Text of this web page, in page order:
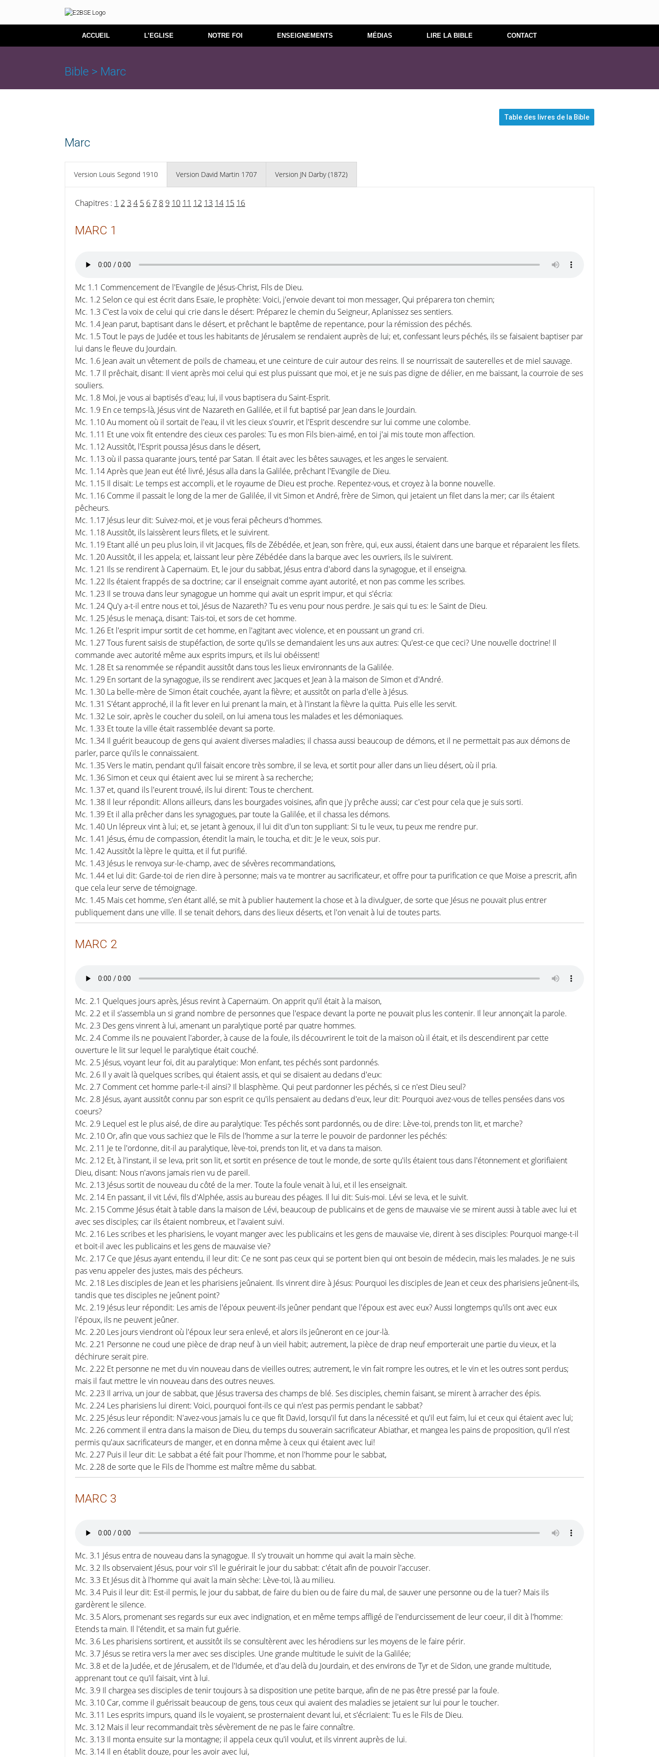
content
ACCUEIL
L’EGLISE NOTRE FOI ENSEIGNEMENTS MÉDIAS LIRE LA BIBLE CONTACT
Bible > Marc
Table des livres de la Bible
Marc
Version Louis Segond 1910 Version David Martin 1707 Version JN Darby (1872)
Chapitres : 1 2 3 4 5 67 8 9 10 11 12 13 14 15 16
MARC 1
Mc 1.1 Commencement de l'Evangile de Jésus-Christ, Fils de Dieu.
Mc. 1.2 Selon ce qui est écrit dans Esaïe, le prophète: Voici, j'envoie devant toi mon messager, Qui préparera ton chemin;
Mc. 1.3 C'est la voix de celui qui crie dans le désert: Préparez le chemin du Seigneur, Aplanissez ses sentiers.
Mc. 1.4 Jean parut, baptisant dans le désert, et prêchant le baptême de repentance, pour la rémission des péchés.
Mc. 1.5 Tout le pays de Judée et tous les habitants de Jérusalem se rendaient auprès de lui; et, confessant leurs péchés, ils se faisaient baptiser par
lui dans le fleuve du Jourdain.
Mc. 1.6 Jean avait un vêtement de poils de chameau, et une ceinture de cuir autour des reins. Il se nourrissait de sauterelles et de miel sauvage.
Mc. 1.7 Il prêchait, disant: Il vient après moi celui qui est plus puissant que moi, et je ne suis pas digne de délier, en me baissant, la courroie de ses
souliers.
Mc. 1.8 Moi, je vous ai baptisés d'eau; lui, il vous baptisera du Saint-Esprit.
Mc. 1.9 En ce temps-là, Jésus vint de Nazareth en Galilée, et il fut baptisé par Jean dans le Jourdain.
Mc. 1.10 Au moment où il sortait de l'eau, il vit les cieux s'ouvrir, et l'Esprit descendre sur lui comme une colombe.
Mc. 1.11 Et une voix fit entendre des cieux ces paroles: Tu es mon Fils bien-aimé, en toi j'ai mis toute mon affection.
Mc. 1.12 Aussitôt, l'Esprit poussa Jésus dans le désert,
Mc. 1.13 où il passa quarante jours, tenté par Satan. Il était avec les bêtes sauvages, et les anges le servaient.
Mc. 1.14 Après que Jean eut été livré, Jésus alla dans la Galilée, prêchant l'Evangile de Dieu.
Mc. 1.15 Il disait: Le temps est accompli, et le royaume de Dieu est proche. Repentez-vous, et croyez à la bonne nouvelle.
Mc. 1.16 Comme il passait le long de la mer de Galilée, il vit Simon et André, frère de Simon, qui jetaient un filet dans la mer; car ils étaient
pêcheurs.
Mc. 1.17 Jésus leur dit: Suivez-moi, et je vous ferai pêcheurs d'hommes.
Mc. 1.18 Aussitôt, ils laissèrent leurs filets, et le suivirent.
Mc. 1.19 Etant allé un peu plus loin, il vit Jacques, fils de Zébédée, et Jean, son frère, qui, eux aussi, étaient dans une barque et réparaient les filets.
Mc. 1.20 Aussitôt, il les appela; et, laissant leur père Zébédée dans la barque avec les ouvriers, ils le suivirent.
Mc. 1.21 Ils se rendirent à Capernaüm. Et, le jour du sabbat, Jésus entra d'abord dans la synagogue, et il enseigna.
Mc. 1.22 Ils étaient frappés de sa doctrine; car il enseignait comme ayant autorité, et non pas comme les scribes.
Mc. 1.23 Il se trouva dans leur synagogue un homme qui avait un esprit impur, et qui s'écria:
Mc. 1.24 Qu'y a-t-il entre nous et toi, Jésus de Nazareth? Tu es venu pour nous perdre. Je sais qui tu es: le Saint de Dieu.
Mc. 1.25 Jésus le menaça, disant: Tais-toi, et sors de cet homme.
Mc. 1.26 Et l'esprit impur sortit de cet homme, en l'agitant avec violence, et en poussant un grand cri.
Mc. 1.27 Tous furent saisis de stupéfaction, de sorte qu'ils se demandaient les uns aux autres: Qu'est-ce que ceci? Une nouvelle doctrine! Il
commande avec autorité même aux esprits impurs, et ils lui obéissent!
Mc. 1.28 Et sa renommée se répandit aussitôt dans tous les lieux environnants de la Galilée.
Mc. 1.29 En sortant de la synagogue, ils se rendirent avec Jacques et Jean à la maison de Simon et d'André.
Mc. 1.30 La belle-mère de Simon était couchée, ayant la fièvre; et aussitôt on parla d'elle à Jésus.
Mc. 1.31 S'étant approché, il la fit lever en lui prenant la main, et à l'instant la fièvre la quitta. Puis elle les servit.
Mc. 1.32 Le soir, après le coucher du soleil, on lui amena tous les malades et les démoniaques.
Mc. 1.33 Et toute la ville était rassemblée devant sa porte.
Mc. 1.34 Il guérit beaucoup de gens qui avaient diverses maladies; il chassa aussi beaucoup de démons, et il ne permettait pas aux démons de
parler, parce qu'ils le connaissaient.
Mc. 1.35 Vers le matin, pendant qu'il faisait encore très sombre, il se leva, et sortit pour aller dans un lieu désert, où il pria.
Mc. 1.36 Simon et ceux qui étaient avec lui se mirent à sa recherche;
Mc. 1.37 et, quand ils l'eurent trouvé, ils lui dirent: Tous te cherchent.
Mc. 1.38 Il leur répondit: Allons ailleurs, dans les bourgades voisines, afin que j'y prêche aussi; car c'est pour cela que je suis sorti.
Mc. 1.39 Et il alla prêcher dans les synagogues, par toute la Galilée, et il chassa les démons.
Mc. 1.40 Un lépreux vint à lui; et, se jetant à genoux, il lui dit d'un ton suppliant: Si tu le veux, tu peux me rendre pur.
Mc. 1.41 Jésus, ému de compassion, étendit la main, le toucha, et dit: Je le veux, sois pur.
Mc. 1.42 Aussitôt la lèpre le quitta, et il fut purifié.
Mc. 1.43 Jésus le renvoya sur-le-champ, avec de sévères recommandations,
Mc. 1.44 et lui dit: Garde-toi de rien dire à personne; mais va te montrer au sacrificateur, et offre pour ta purification ce que Moïse a prescrit, afin
que cela leur serve de témoignage.
Mc. 1.45 Mais cet homme, s'en étant allé, se mit à publier hautement la chose et à la divulguer, de sorte que Jésus ne pouvait plus entrer
publiquement dans une ville. Il se tenait dehors, dans des lieux déserts, et l'on venait à lui de toutes parts.
MARC 2
Mc. 2.1 Quelques jours après, Jésus revint à Capernaüm. On apprit qu'il était à la maison,
Mc. 2.2 et il s'assembla un si grand nombre de personnes que l'espace devant la porte ne pouvait plus les contenir. Il leur annonçait la parole.
Mc. 2.3 Des gens vinrent à lui, amenant un paralytique porté par quatre hommes.
Mc. 2.4 Comme ils ne pouvaient l'aborder, à cause de la foule, ils découvrirent le toit de la maison où il était, et ils descendirent par cette
ouverture le lit sur lequel le paralytique était couché.
Mc. 2.5 Jésus, voyant leur foi, dit au paralytique: Mon enfant, tes péchés sont pardonnés.
Mc. 2.6 Il y avait là quelques scribes, qui étaient assis, et qui se disaient au dedans d'eux:
Mc. 2.7 Comment cet homme parle-t-il ainsi? Il blasphème. Qui peut pardonner les péchés, si ce n'est Dieu seul?
Mc. 2.8 Jésus, ayant aussitôt connu par son esprit ce qu'ils pensaient au dedans d'eux, leur dit: Pourquoi avez-vous de telles pensées dans vos
coeurs?
Mc. 2.9 Lequel est le plus aisé, de dire au paralytique: Tes péchés sont pardonnés, ou de dire: Lève-toi, prends ton lit, et marche?
Mc. 2.10 Or, afin que vous sachiez que le Fils de l'homme a sur la terre le pouvoir de pardonner les péchés:
Mc. 2.11 Je te l'ordonne, dit-il au paralytique, lève-toi, prends ton lit, et va dans ta maison.
Mc. 2.12 Et, à l'instant, il se leva, prit son lit, et sortit en présence de tout le monde, de sorte qu'ils étaient tous dans l'étonnement et glorifiaient
Dieu, disant: Nous n'avons jamais rien vu de pareil.
Mc. 2.13 Jésus sortit de nouveau du côté de la mer. Toute la foule venait à lui, et il les enseignait.
Mc. 2.14 En passant, il vit Lévi, fils d'Alphée, assis au bureau des péages. Il lui dit: Suis-moi. Lévi se leva, et le suivit.
Mc. 2.15 Comme Jésus était à table dans la maison de Lévi, beaucoup de publicains et de gens de mauvaise vie se mirent aussi à table avec lui et
avec ses disciples; car ils étaient nombreux, et l'avaient suivi.
Mc. 2.16 Les scribes et les pharisiens, le voyant manger avec les publicains et les gens de mauvaise vie, dirent à ses disciples: Pourquoi mange-t-il
et boit-il avec les publicains et les gens de mauvaise vie?
Mc. 2.17 Ce que Jésus ayant entendu, il leur dit: Ce ne sont pas ceux qui se portent bien qui ont besoin de médecin, mais les malades. Je ne suis
pas venu appeler des justes, mais des pécheurs.
Mc. 2.18 Les disciples de Jean et les pharisiens jeûnaient. Ils vinrent dire à Jésus: Pourquoi les disciples de Jean et ceux des pharisiens jeûnent-ils,
tandis que tes disciples ne jeûnent point?
Mc. 2.19 Jésus leur répondit: Les amis de l'époux peuvent-ils jeûner pendant que l'époux est avec eux? Aussi longtemps qu'ils ont avec eux
l'époux, ils ne peuvent jeûner.
Mc. 2.20 Les jours viendront où l'époux leur sera enlevé, et alors ils jeûneront en ce jour-là.
Mc. 2.21 Personne ne coud une pièce de drap neuf à un vieil habit; autrement, la pièce de drap neuf emporterait une partie du vieux, et la
déchirure serait pire.
Mc. 2.22 Et personne ne met du vin nouveau dans de vieilles outres; autrement, le vin fait rompre les outres, et le vin et les outres sont perdus;
mais il faut mettre le vin nouveau dans des outres neuves.
Mc. 2.23 Il arriva, un jour de sabbat, que Jésus traversa des champs de blé. Ses disciples, chemin faisant, se mirent à arracher des épis.
Mc. 2.24 Les pharisiens lui dirent: Voici, pourquoi font-ils ce qui n'est pas permis pendant le sabbat?
Mc. 2.25 Jésus leur répondit: N'avez-vous jamais lu ce que fit David, lorsqu'il fut dans la nécessité et qu'il eut faim, lui et ceux qui étaient avec lui;
Mc. 2.26 comment il entra dans la maison de Dieu, du temps du souverain sacrificateur Abiathar, et mangea les pains de proposition, qu'il n'est
permis qu'aux sacrificateurs de manger, et en donna même à ceux qui étaient avec lui!
Mc. 2.27 Puis il leur dit: Le sabbat a été fait pour l'homme, et non l'homme pour le sabbat,
Mc. 2.28 de sorte que le Fils de l'homme est maître même du sabbat.
MARC 3
Mc. 3.1 Jésus entra de nouveau dans la synagogue. Il s'y trouvait un homme qui avait la main sèche.
Mc. 3.2 Ils observaient Jésus, pour voir s'il le guérirait le jour du sabbat: c'était afin de pouvoir l'accuser.
Mc. 3.3 Et Jésus dit à l'homme qui avait la main sèche: Lève-toi, là au milieu.
Mc. 3.4 Puis il leur dit: Est-il permis, le jour du sabbat, de faire du bien ou de faire du mal, de sauver une personne ou de la tuer? Mais ils
gardèrent le silence.
Mc. 3.5 Alors, promenant ses regards sur eux avec indignation, et en même temps affligé de l'endurcissement de leur coeur, il dit à l'homme:
Etends ta main. Il l'étendit, et sa main fut guérie.
Mc. 3.6 Les pharisiens sortirent, et aussitôt ils se consultèrent avec les hérodiens sur les moyens de le faire périr.
Mc. 3.7 Jésus se retira vers la mer avec ses disciples. Une grande multitude le suivit de la Galilée;
Mc. 3.8 et de la Judée, et de Jérusalem, et de l'Idumée, et d'au delà du Jourdain, et des environs de Tyr et de Sidon, une grande multitude,
apprenant tout ce qu'il faisait, vint à lui.
Mc. 3.9 Il chargea ses disciples de tenir toujours à sa disposition une petite barque, afin de ne pas être pressé par la foule.
Mc. 3.10 Car, comme il guérissait beaucoup de gens, tous ceux qui avaient des maladies se jetaient sur lui pour le toucher.
Mc. 3.11 Les esprits impurs, quand ils le voyaient, se prosternaient devant lui, et s'écriaient: Tu es le Fils de Dieu.
Mc. 3.12 Mais il leur recommandait très sévèrement de ne pas le faire connaître.
Mc. 3.13 Il monta ensuite sur la montagne; il appela ceux qu'il voulut, et ils vinrent auprès de lui.
Mc. 3.14 Il en établit douze, pour les avoir avec lui,